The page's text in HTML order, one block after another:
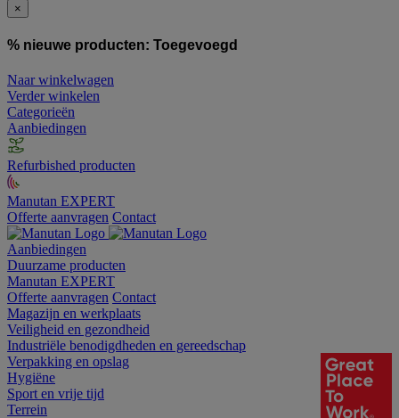
×
% nieuwe producten: Toegevoegd
Naar winkelwagen
Verder winkelen
Categorieën
Aanbiedingen
Refurbished producten
Manutan EXPERT
Offerte aanvragen Contact
Aanbiedingen
Duurzame producten
Manutan EXPERT
Offerte aanvragen Contact
Magazijn en werkplaats
Veiligheid en gezondheid
Industriële benodigdheden en gereedschap
Verpakking en opslag
Hygiëne
Sport en vrije tijd
Terrein